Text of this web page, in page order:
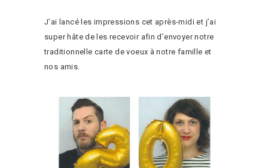
J’ai lancé les impressions cet après-midi et j’ai
super hâte de les recevoir afin d’envoyer notre
traditionnelle carte de voeux à notre famille et
nos amis.